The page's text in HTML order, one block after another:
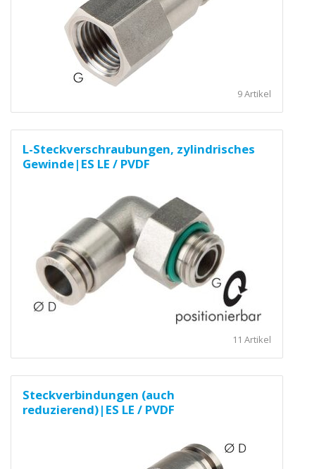
9 Artikel
L-Steckverschraubungen, zylindrisches
Gewinde|ES LE / PVDF
11 Artikel
Steckverbindungen (auch
reduzierend)|ES LE / PVDF